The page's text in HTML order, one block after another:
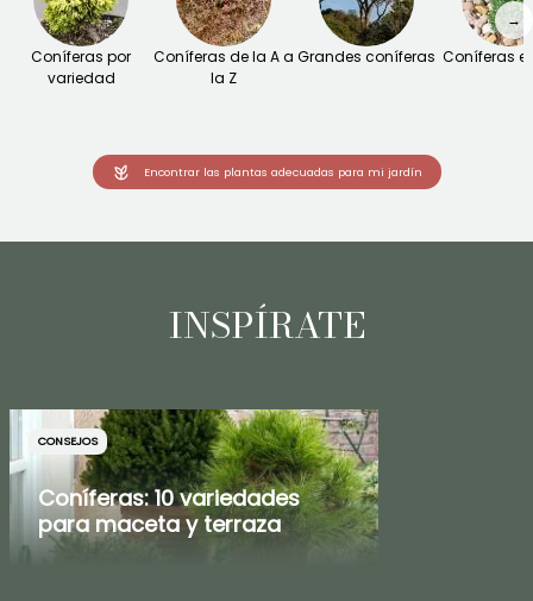
Coníferas por
variedad
Coníferas de la A a
la Z
Grandes coníferas Coníferas
→
Encontrar las plantas adecuadas para mi jardín
INSPÍRATE
CONSEJOS
Coníferas: 10 variedades
para maceta y terraza